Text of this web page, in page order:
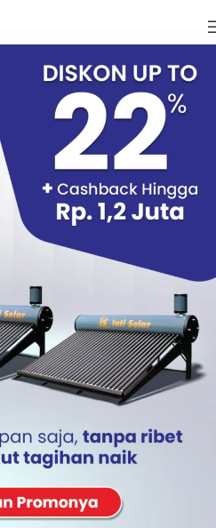
Air Tenaga Surya
Ibu Hamil?
, adalah alat elektronik
yang sangat aman untuk
yang dihasilkan mempunyai